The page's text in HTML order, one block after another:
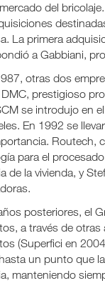
del
La primera
a Gabbiani,
otras dos
prestigioso
se introdujo en
En 1992 se
Routech,
para el
de la vivienda, y
posteriores, el
a través de
(Superfici en
un punto que
manteniendo